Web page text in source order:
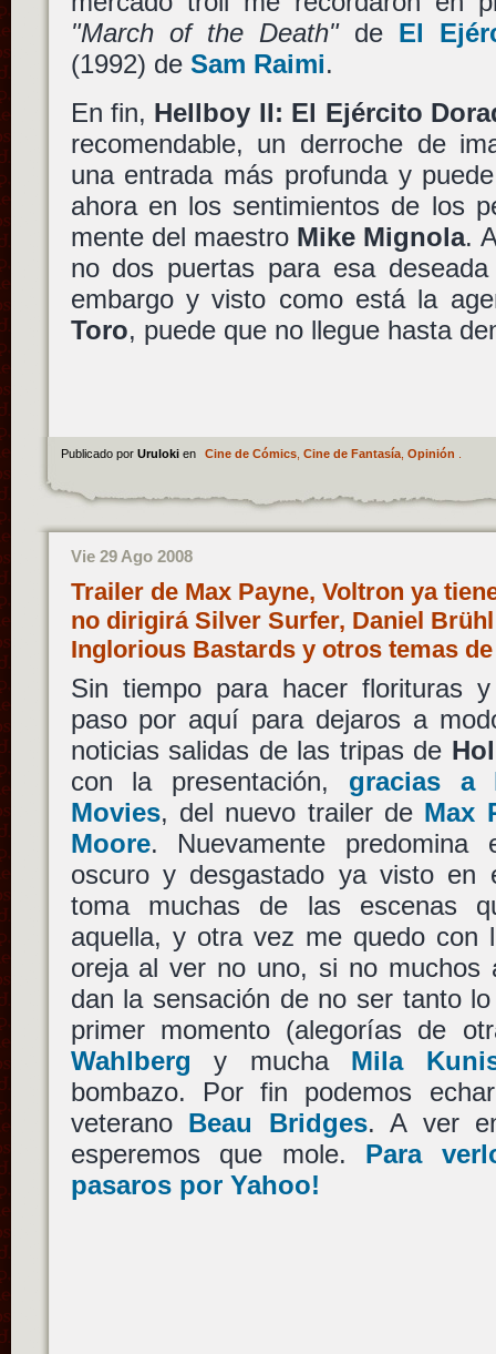
"March of the Death"de El
(1992) de Sam Raimi.
En fin, Hellboy II: El Ejército
recomendable, un derroche de
una entrada más profunda y
ahora en los sentimientos de los
mente del maestro Mike Mignola.
no dos puertas para esa
embargo y visto como está la
Toro, puede que no llegue hasta
Publicado por Uruloki en Cine de Cómics, Cine de Fantasía, Opinión
Vie 29 Ago 2008
Trailer de Max Payne, Voltron ya
no dirigirá Silver Surfer, Daniel
Inglorious Bastards y otros temas
Sin tiempo para hacer florituras
paso por aquí para dejaros a
noticias salidas de las tripas de
con la presentación, gracias a
Movies, del nuevo trailer de Max
Moore. Nuevamente predomina
oscuro y desgastado ya visto en
toma muchas de las escenas
aquella, y otra vez me quedo con
oreja al ver no uno, si no muchos
dan la sensación de no ser tanto
primer momento (alegorías de
Wahlberg y mucha Mila
bombazo. Por fin podemos
veterano Beau Bridges. A ver
esperemos que mole. Para
pasaros por Yahoo!